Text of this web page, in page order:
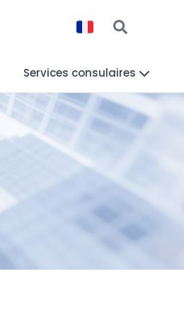
Services consulaires